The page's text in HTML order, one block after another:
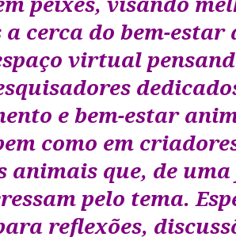
cerca do bem-estar
virtual
e bem-estar
como em
animais que, de
pelo tema.
reflexões,